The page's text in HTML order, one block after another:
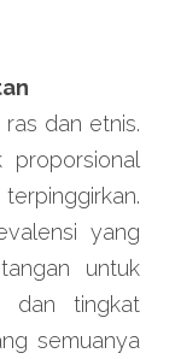
dan etnis.
yang
untuk
dan tingkat
semuanya